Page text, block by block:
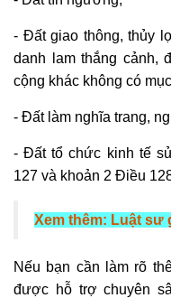
- Đất giao thông, thủy
danh lam thắng cảnh,
cộng khác không có
- Đất làm nghĩa trang,
- Đất tổ chức kinh tế
127 và khoản 2 Điều
Xem thêm: Luật sư
Nếu bạn cần làm rõ
được hỗ trợ chuyên